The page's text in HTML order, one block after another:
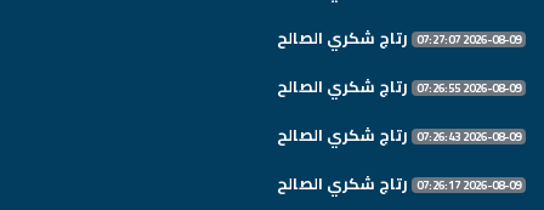
2026-08-09 07:27:07 رتاج شكري الصالح
2026-08-09 07:26:55 رتاج شكري الصالح
2026-08-09 07:26:43 رتاج شكري الصالح
2026-08-09 07:26:17 رتاج شكري الصالح